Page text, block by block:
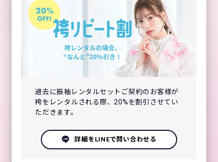
過去に振袖レンタルセットご契約のお客様が
袴をレンタルされる際、20%を割引させてい
ただきます。
詳細をLINEで問い合わせる